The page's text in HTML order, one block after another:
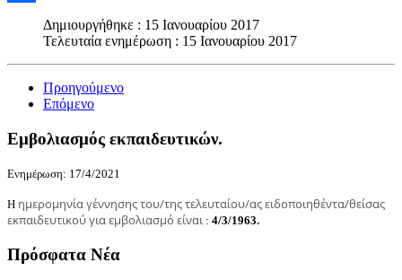
Δημιουργήθηκε : 15 Ιανουαρίου 2017
Τελευταία ενημέρωση : 15 Ιανουαρίου 2017
Προηγούμενο
Επόμενο
Εμβολιασμός εκπαιδευτικών.
Ενημέρωση: 17/4/2021
Η ημερομηνία γέννησης του/της τελευταίου/ας ειδοποιηθέντα/θείσας
εκπαιδευτικού για εμβολιασμό είναι: 4/3/1963.
Πρόσφατα Νέα